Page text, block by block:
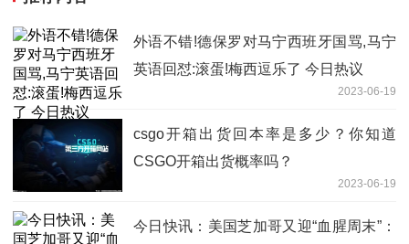
外语不错!德保罗对马宁西班牙国骂,马宁
英语回怼:滚蛋!梅西逗乐了 今日热议
2023-06-19
csgo开箱出货回本率是多少？你知道
CSGO开箱出货概率吗？
2023-06-19
今日快讯：美国芝加哥又迎“血腥周末”：